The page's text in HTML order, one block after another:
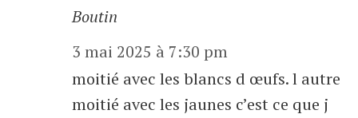
Boutin
3 mai 2025 à 7:30 pm
moitié avec les blancs d œufs. l autre
moitié avec les jaunes c’est ce que j